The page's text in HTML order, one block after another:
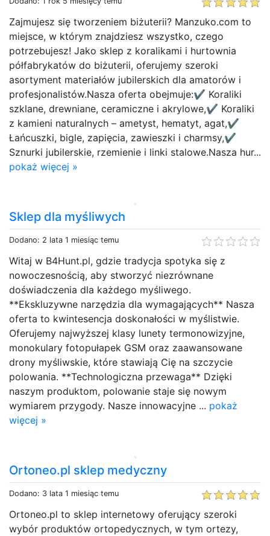
Zajmujesz się tworzeniem biżuterii? Manzuko.com to
miejsce, w którym znajdziesz wszystko, czego
potrzebujesz! Jako sklep z koralikami i hurtownia
półfabrykatów do biżuterii, oferujemy szeroki
asortyment materiałów jubilerskich dla amatorów i
profesjonalistów.Nasza oferta obejmuje:✔ Koraliki
szklane, drewniane, ceramiczne i akrylowe,✔ Koraliki
z kamieni naturalnych – ametyst, hematyt, agat,✔
Łańcuszki, bigle, zapięcia, zawieszki i charmsy,✔
Sznurki jubilerskie, rzemienie i linki stalowe.Nasza hur...
pokaż więcej »
Sklep dla myśliwych
Dodano: 2 lata 1 miesiąc temu
Witaj w B4Hunt.pl, gdzie tradycja spotyka się z
nowoczesnością, aby stworzyć niezrównane
doświadczenia dla każdego myśliwego.
**Ekskluzywne narzędzia dla wymagających** Nasza
oferta to kwintesencja doskonałości w myślistwie.
Oferujemy najwyższej klasy lunety termonowizyjne,
monokulary fotopułapek GSM oraz zaawansowane
drony myśliwskie, które stawiają Cię na szczycie
polowania. **Technologiczna przewaga** Dzięki
naszym produktom, polowanie staje się nowym
wymiarem przygody. Nasze innowacyjne ... pokaż
więcej »
Ortoneo.pl sklep medyczny
Dodano: 3 lata 1 miesiąc temu
Ortoneo.pl to sklep internetowy oferujący szeroki
wybór produktów ortopedycznych, w tym ortezy,